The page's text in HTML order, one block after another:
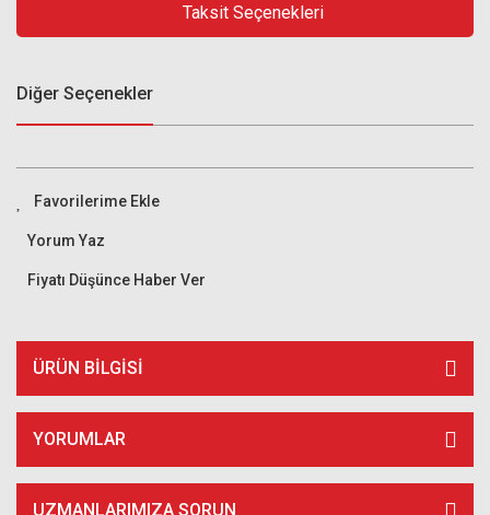
Taksit Seçenekleri
Diğer Seçenekler
Yorum Yaz
Fiyatı Düşünce Haber Ver
ÜRÜN BILGISI
YORUMLAR
UZMANLARIMIZA SORUN